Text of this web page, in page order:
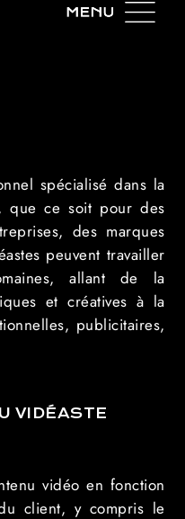
spécialisé dans la
que ce soit pour des
des marques
peuvent travailler
allant de la
et créatives à la
publicitaires,
VIDÉASTE
vidéo en fonction
client, y compris le